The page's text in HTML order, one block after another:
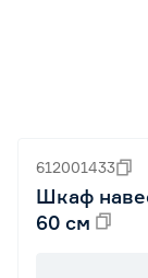
612001433
Шкаф
60 см